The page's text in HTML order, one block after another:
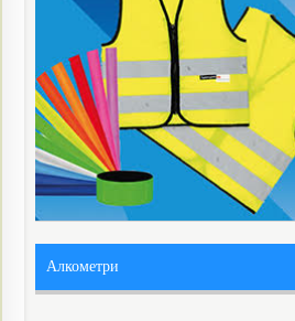
Алкометри